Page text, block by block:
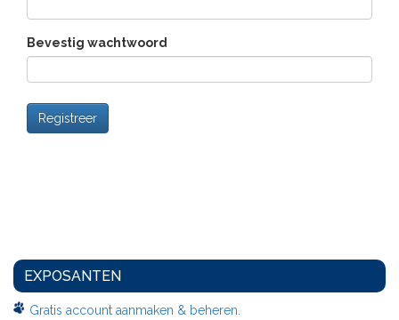
Bevestig wachtwoord
Registreer
EXPOSANTEN
Gratis account aanmaken & beheren.